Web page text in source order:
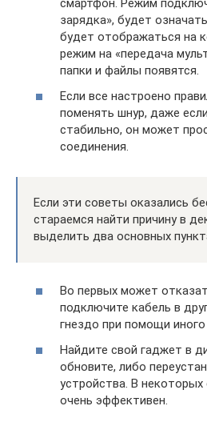
смартфон. Режим
зарядка», будет
будет отображаться на
режим на «передача
папки и файлы появятся.
Если все настроено
поменять шнур, даже
стабильно, он может
соединения.
Если эти советы оказались
стараемся найти причину в
выделить два основных
Во первых может
подключите кабель в
гнездо при помощи иного
Найдите свой гаджет в
обновите, либо
устройства. В
очень эффективен.